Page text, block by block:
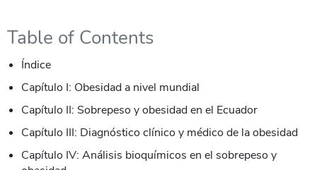
Table of Contents
Índice
Capítulo I: Obesidad a nivel mundial
Capítulo II: Sobrepeso y obesidad en el Ecuador
Capítulo III: Diagnóstico clínico y médico de la obesidad
Capítulo IV: Análisis bioquímicos en el sobrepeso y